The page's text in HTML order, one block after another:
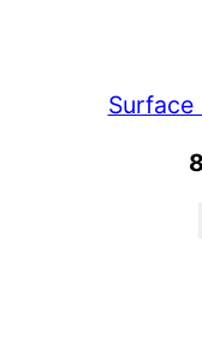
Surface